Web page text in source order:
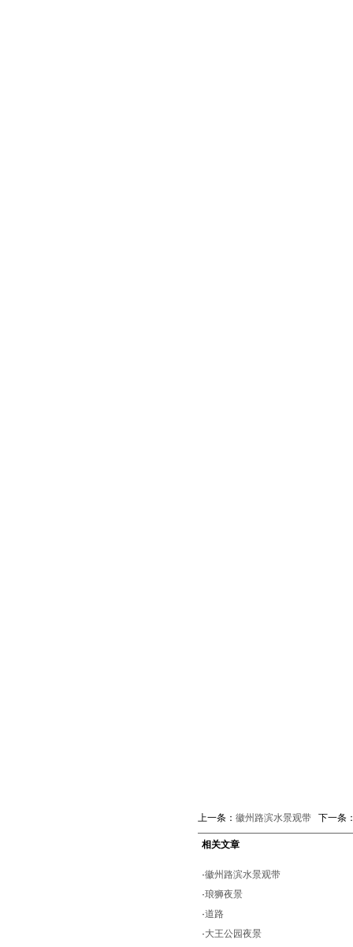
上一条： 徽州路滨水景观带 下一条
相关文章
·徽州路滨水景观带
·琅狮夜景
·道路
·大王公园夜景